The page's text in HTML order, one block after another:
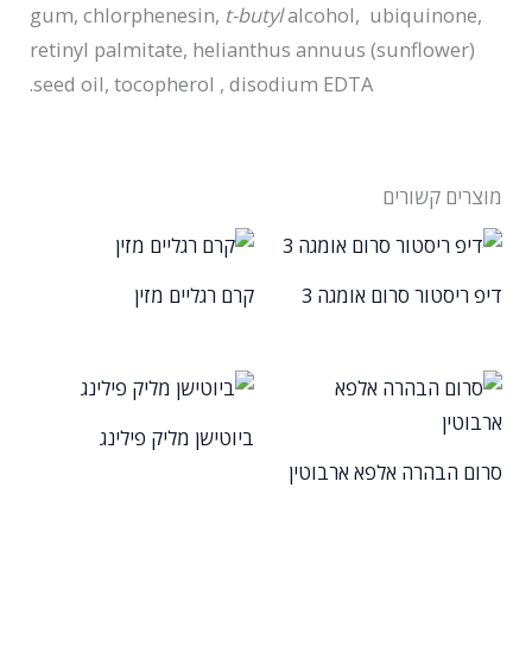
gum, chlorphenesin, t-butylalcohol, ubiquinone,
retinyl palmitate, helianthus annuus (sunflower)
seed oil, tocopherol , disodium EDTA.
מוצרים קשורים
דיפ ריסטור סרום אומגה 3 קרם רגליים מזין
סרום הבהרה אלפא ארבוטין
ביוטישן מליק פילינג